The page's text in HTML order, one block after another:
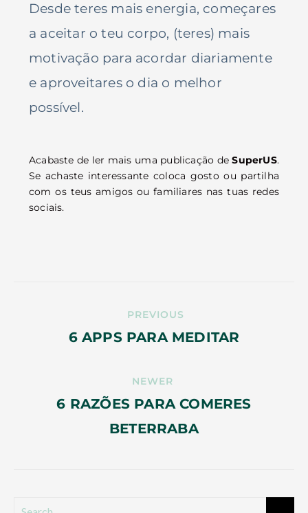
Desde teres mais energia, começares
a aceitar o teu corpo, (teres) mais
motivação para acordar diariamente
e aproveitares o dia o melhor
possível.
Acabaste de ler mais uma publicação deSuperUS.
Se achaste interessante coloca gosto ou partilha
com os teus amigos ou familiares nas tuas redes
sociais.
PREVIOUS
6 APPS PARA MEDITAR
NEWER
6 RAZÕES PARA COMERES
BETERRABA